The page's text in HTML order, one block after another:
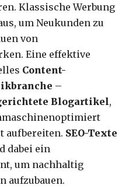
Klassische Werbung
um Neukunden zu
von
Eine effektive
Content-
–
Blogartikel,
aufbereiten. SEO-Texte
dabei ein
um nachhaltig
aufzubauen.